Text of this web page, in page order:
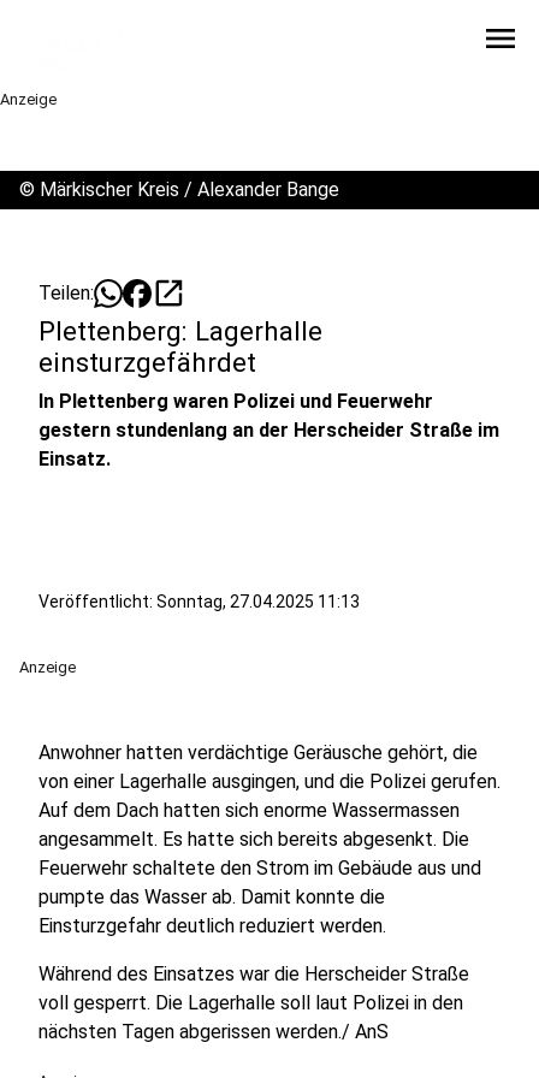
menu
Anzeige
© Märkischer Kreis / Alexander Bange
Teilen: open_in_new
Plettenberg: Lagerhalle
einsturzgefährdet
In Plettenberg waren Polizei und Feuerwehr
gestern stundenlang an der Herscheider Straße im
Einsatz.
Veröffentlicht: Sonntag, 27.04.2025 11:13
Anzeige
Anwohner hatten verdächtige Geräusche gehört, die
von einer Lagerhalle ausgingen, und die Polizei gerufen.
Auf dem Dach hatten sich enorme Wassermassen
angesammelt. Es hatte sich bereits abgesenkt. Die
Feuerwehr schaltete den Strom im Gebäude aus und
pumpte das Wasser ab. Damit konnte die
Einsturzgefahr deutlich reduziert werden.
Während des Einsatzes war die Herscheider Straße
voll gesperrt. Die Lagerhalle soll laut Polizei in den
nächsten Tagen abgerissen werden./ AnS